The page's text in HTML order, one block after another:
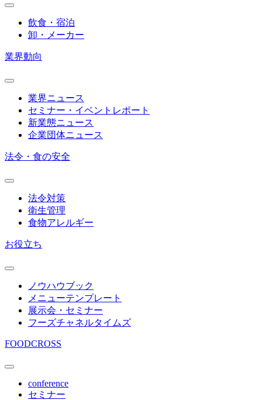
飲食・宿泊
卸・メーカー
業界動向
業界ニュース
セミナー・イベントレポート
新業態ニュース
企業団体ニュース
法令・食の安全
法令対策
衛生管理
食物アレルギー
お役立ち
ノウハウブック
メニューテンプレート
展示会・セミナー
フーズチャネルタイムズ
FOODCROSS
conference
セミナー